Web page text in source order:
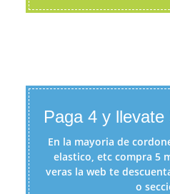
Paga 4 y
En la mayoria de
elastico, etc compra 5
veras la web te
o